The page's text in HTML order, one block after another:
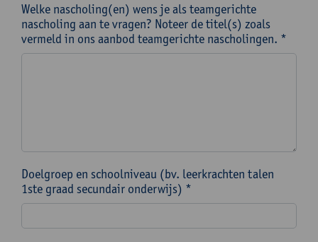
Welke nascholing(en) wens je als teamgerichte
nascholing aan te vragen? Noteer de titel(s) zoals
vermeld in ons aanbod teamgerichte nascholingen. *
Doelgroep en schoolniveau (bv. leerkrachten talen
1ste graad secundair onderwijs) *